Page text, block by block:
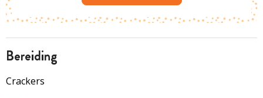
bereiding
Crackers